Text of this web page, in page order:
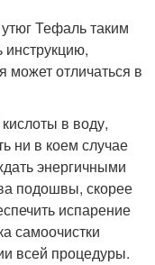
Тефаль таким
инструкцию,
может отличаться в
в воду,
ни в коем случае
энергичными
подошвы, скорее
испарение
самоочистки
всей процедуры.